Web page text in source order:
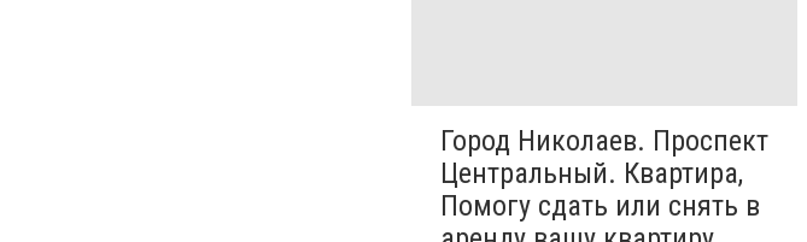
Город Николаев. Проспект
Центральный. Квартира,
Помогу сдать или снять в